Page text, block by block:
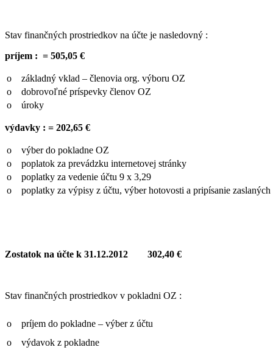
Stav finančných prostriedkov na účte je nasledovný :
príjem : = 505,05 €
o základný vklad – členovia org. výboru OZ
o dobrovoľné príspevky členov OZ
o úroky
výdavky : = 202,65 €
o výber do pokladne OZ
o poplatok za prevádzku internetovej stránky
o poplatky za vedenie účtu 9 x 3,29
o poplatky za výpisy z účtu, výber hotovosti a pripísanie zaslaných
Zostatok na účte k 31.12.2012 302,40 €
Stav finančných prostriedkov v pokladni OZ :
o príjem do pokladne – výber z účtu
o výdavok z pokladne